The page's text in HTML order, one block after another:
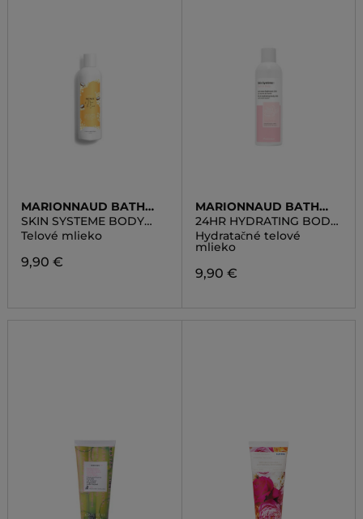
MARIONNAUD BATH
LINE
SKIN SYSTEME BODY
MILK MONOI COCONUT
Telové mlieko
9,90 €
MARIONNAUD BATH
LINE
24HR HYDRATING BODY
MILK COMFORTING
Hydratačné telové
mlieko
9,90 €